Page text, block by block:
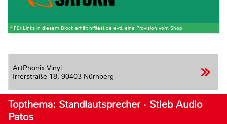
* Für Links in diesem Block erhält hifitest.de evtl. eine Provision vom Shop
ArtPhönix Vinyl
Irrerstraße 18, 90403 Nürnberg
Topthema: Standlautsprecher · Stieb Audio
Patos